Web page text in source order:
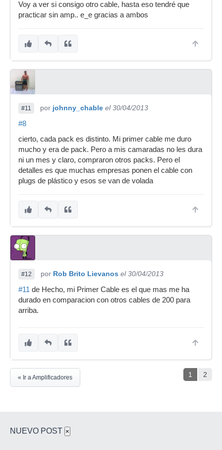
estoy casi seguro de que es el amplo.
"La Hueva no se crea, ni se destruye, solo se
Rob Brito Lievanos
#8hace menos de 1 minuto
cada pack sera diferente.
Voy a ver si consigo otro cable, hasta eso tendré que
practicar sin amp.. e_e gracias a ambos
#11 por johnny_chable el 30/04/2013
#8
cierto, cada pack es distinto. Mi primer cable me duro
mucho y era de pack. Pero a mis camaradas no les dura
ni un mes y claro, compraron otros packs. Pero el
detalles es que muchas empresas ponen el cable con
plugs de plástico y esos se van de volada
#12 por Rob Brito Lievanos el 30/04/2013
#11 de Hecho, mi Primer Cable es el que mas me ha
durado en comparacion con otros cables de 200 para
arriba.
1 2
« Ir a Amplificadores
NUEVO POST ×